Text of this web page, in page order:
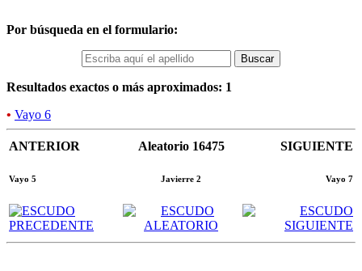
Por búsqueda en el formulario:
Resultados exactos o más aproximados: 1
• Vayo 6
ANTERIOR
Vayo 5
Aleatorio 16475
Javierre 2
SIGUIENTE
Vayo 7